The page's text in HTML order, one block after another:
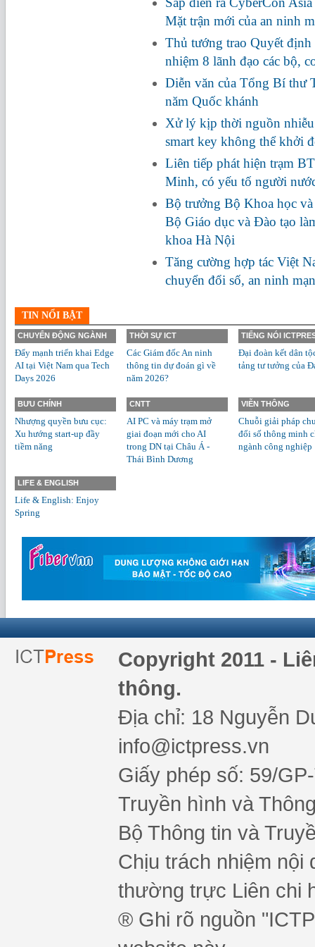
Mặt trận mới của an ninh
Thủ tướng trao Quyết
nhiệm 8 lãnh đạo các bộ,
Diễn văn của Tổng Bí thư
năm Quốc khánh
Xử lý kịp thời nguồn
smart key không thể khởi
Liên tiếp phát hiện trạm
Minh, có yếu tố người
Bộ trưởng Bộ Khoa học
Bộ Giáo dục và Đào tạo
khoa Hà Nội
Tăng cường hợp tác Việt
chuyển đổi số, an ninh
TIN NỔI BẬT
CHUYỂN ĐỘNG NGÀNH
Đẩy mạnh triển khai Edge
AI tại Việt Nam qua Tech
Days 2026
THỜI SỰ ICT
Các Giám đốc An ninh
thông tin dự đoán gì về
năm 2026?
TIẾNG NÓI
Đại đoàn kết dân
tảng tư tưởng của
BƯU CHÍNH
Nhượng quyền bưu cục:
Xu hướng start-up đầy
tiềm năng
CNTT
AI PC và máy trạm mở
giai đoạn mới cho AI
trong DN tại Châu Á -
Thái Bình Dương
VIỄN THÔNG
Chuỗi giải pháp
đổi số thông minh
ngành công nghiệp
LIFE & ENGLISH
Life & English: Enjoy
Spring
Copyright 2011 -
thông.
Địa chỉ: 18 Nguyễn
info@ictpress.vn
Giấy phép số: 59/
Truyền hình và
Bộ Thông tin và
Chịu trách nhiệm nội
thường trực Liên chi
® Ghi rõ nguồn